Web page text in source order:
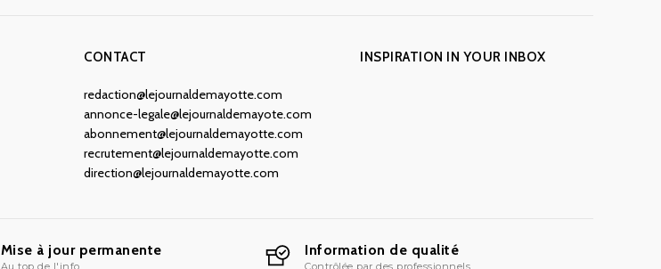
CONTACT
redaction@lejournaldemayotte.com
annonce-legale@lejournaldemayote.com
abonnement@lejournaldemayotte.com
recrutement@lejournaldemayotte.com
direction@lejournaldemayotte.com
INSPIRATION IN YOUR INBOX
Mise à jour permanente
Au top de l'info
Information de qualité
Contrôlée par des professionnels